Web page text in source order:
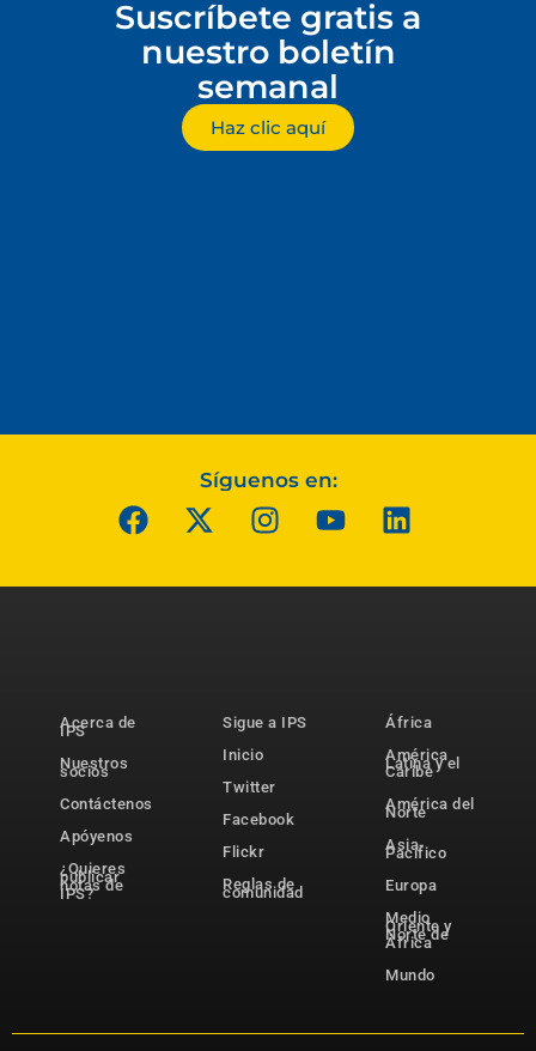
Suscríbete gratis a
nuestro boletín
semanal
Haz clic aquí
Síguenos en:
Acerca de
IPS
Nuestros
socios
Contáctenos
Apóyenos
¿Quieres
publicar
notas de
IPS?
Sigue a IPS
Inicio
Twitter
Facebook
Flickr
Reglas de
comunidad
África
América
Latina y el
Caribe
América del
Norte
Asia-
Pacífico
Europa
Medio
Oriente y
Norte de
África
Mundo